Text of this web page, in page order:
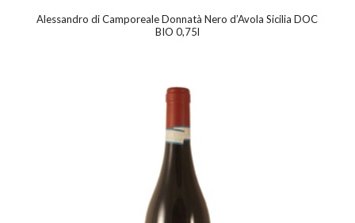
Alessandro di Camporeale Donnatà Nero d’Avola Sicilia DOC
BIO 0,75l